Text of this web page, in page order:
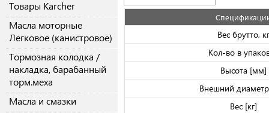
Товары Karcher
Масла моторные
Легковое (канистровое)
Тормозная колодка /
накладка, барабанный
торм.меха
Масла и смазки
Вес брутто, кг
Кол-во в
Высота [мм]
Внешний
Вес [кг]